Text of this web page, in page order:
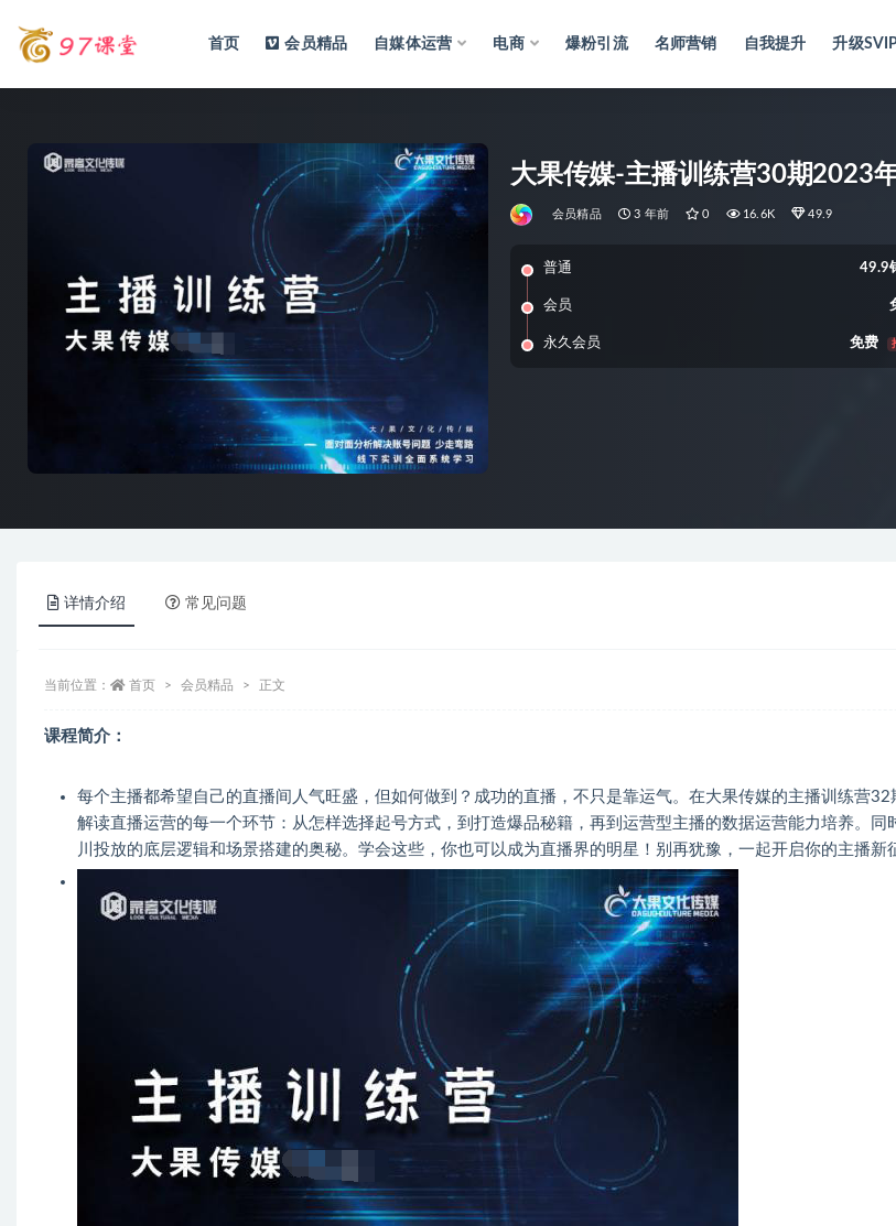
首页 会员精品 自媒体运营 电商 爆粉引流 名师营销 自我提升 升级
大果传媒-主播训练营30期2023
会员精品 3 年前 0 16.6K 49.9
普通 49.9
会员
永久会员 免费
详情介绍 常见问题
当前位置： 首页 会员精品 正文
课程简介：
每个主播都希望自己的直播间人气旺盛，但如何做到？成功的直播，不只是靠运气。在大果传媒的主播训练营32
解读直播运营的每一个环节：从怎样选择起号方式，到打造爆品秘籍，再到运营型主播的数据运营能力培养。同
川投放的底层逻辑和场景搭建的奥秘。学会这些，你也可以成为直播界的明星！别再犹豫，一起开启你的主播新